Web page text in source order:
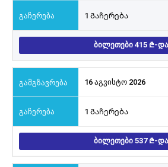
1 Გაჩერება
ᲑᲘᲚᲔᲗᲔᲑᲘ 415 -
16 აგვისტო 2026
1 Გაჩერება
ᲑᲘᲚᲔᲗᲔᲑᲘ 537 -